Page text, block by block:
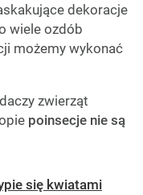
dekoracje
wiele ozdób
możemy wykonać
zwierząt
poinsecje nie są
się kwiatami